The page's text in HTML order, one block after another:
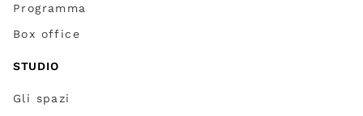
Programma
Box office
STUDIO
Gli spazi